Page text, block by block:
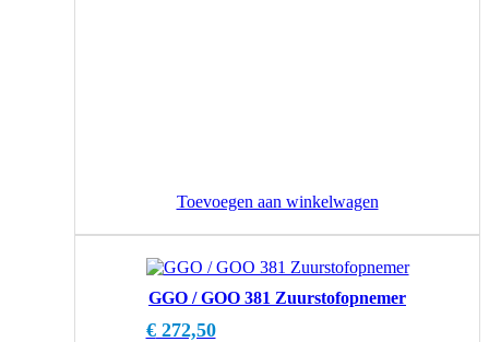
Toevoegen aan winkelwagen
GGO / GOO 381 Zuurstofopnemer
€272,50